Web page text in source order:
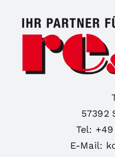
57392
Tel: +49
E-Mail: